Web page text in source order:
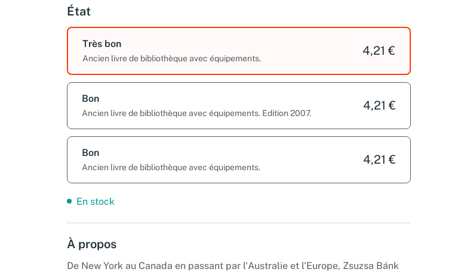
État
Très bon
Ancien livre de bibliothèque avec équipements.
4,21 €
Bon
Ancien livre de bibliothèque avec équipements. Edition 2007.
4,21 €
Bon
Ancien livre de bibliothèque avec équipements.
4,21 €
En stock
À propos
De New York au Canada en passant par l'Australie et l'Europe, Zsuzsa Bánk